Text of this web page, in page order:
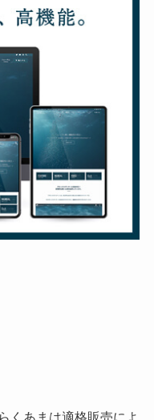
くあまは適格販売によ